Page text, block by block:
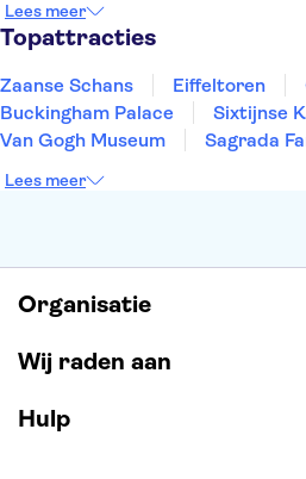
Eindhoven
Lees meer
Topattracties
Zaanse Schans Eiffeltoren
Buckingham Palace
Sixtijnse
Van Gogh Museum
Sagrada
Keukenhof
Lees meer
Organisatie
Wij raden aan
Hulp